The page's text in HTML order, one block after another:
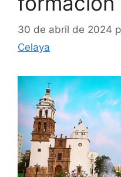
30 de abril de 2024
Celaya